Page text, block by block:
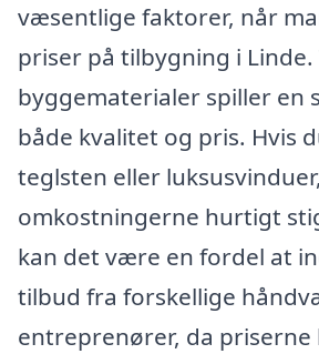
væsentlige faktorer, når
priser på tilbygning i Linde.
byggematerialer spiller en
både kvalitet og pris. Hvis
teglsten eller
omkostningerne hurtigt
kan det være en fordel at
tilbud fra forskellige
entreprenører, da priserne